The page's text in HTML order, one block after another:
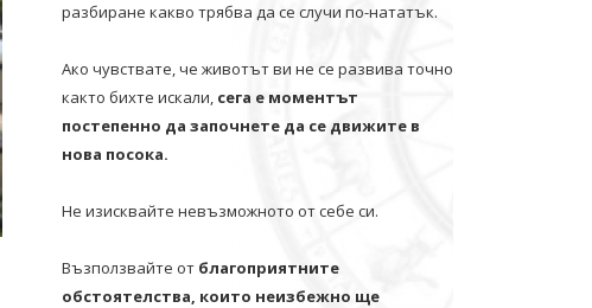
разбиране какво трябва да се случи по-нататък.
Ако чувствате, че животът ви не се развива точно
както бихте искали, сега е моментът
постепенно да започнете да се движите в
нова посока.
Не изисквайте невъзможното от себе си.
Възползвайте от благоприятните
обстоятелства, които неизбежно ще